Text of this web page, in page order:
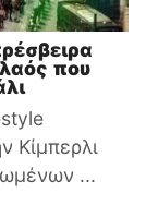
που
Κίμπερλι
...